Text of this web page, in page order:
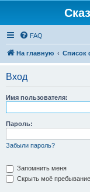
FAQ
На главную Список
Вход
Имя пользователя:
Пароль:
Забыли пароль?
Запомнить меня
Скрыть моё